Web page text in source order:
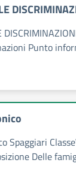
Punto
Spaggiari
Delle